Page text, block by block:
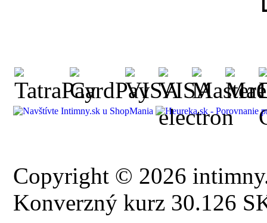
Copyright © 2026
Konverzný kurz 30.126